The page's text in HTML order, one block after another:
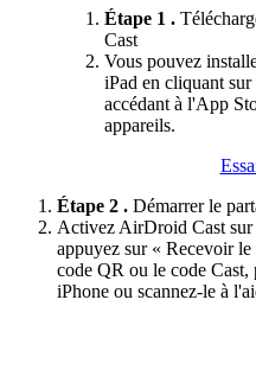
Étape 1 .
Cast
Vous pouvez
iPad en cliquant
accédant à l'App
appareils.
Étape 2 . Démarrer le
Activez AirDroid Cast sur
appuyez sur « Recevoir
code QR ou le code Cast,
iPhone ou scannez-le à